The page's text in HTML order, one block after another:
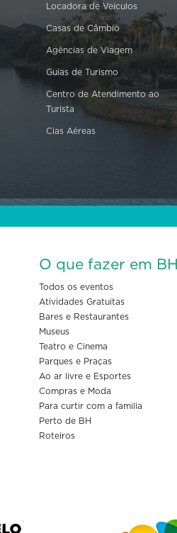
Locadora de Veículos
Casas de Câmbio
Agências de Viagem
Guias de Turismo
Centro de Atendimento ao
Turista
Cias Aéreas
O que fazer em BH
Todos os eventos
Atividades Gratuitas
Bares e Restaurantes
Museus
Teatro e Cinema
Parques e Praças
Ao ar livre e Esportes
Compras e Moda
Para curtir com a familia
Perto de BH
Roteiros